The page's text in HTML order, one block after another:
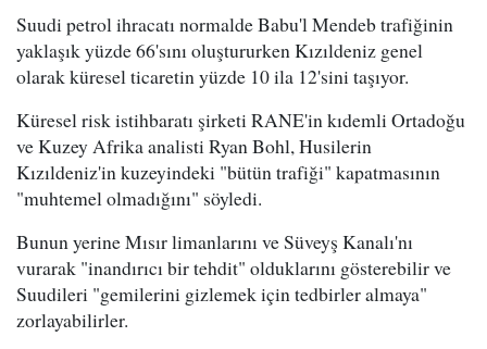
Suudi petrol ihracatı normalde Babu'l Mendeb trafiğinin
yaklaşık yüzde 66'sını oluştururken Kızıldeniz genel
olarak küresel ticaretin yüzde 10 ila 12'sini taşıyor.
Küresel risk istihbaratı şirketi RANE'in kıdemli Ortadoğu
ve Kuzey Afrika analisti Ryan Bohl, Husilerin
Kızıldeniz'in kuzeyindeki "bütün trafiği" kapatmasının
"muhtemel olmadığını" söyledi.
Bunun yerine Mısır limanlarını ve Süveyş Kanalı'nı
vurarak "inandırıcı bir tehdit" olduklarını gösterebilir ve
Suudileri "gemilerini gizlemek için tedbirler almaya"
zorlayabilirler.